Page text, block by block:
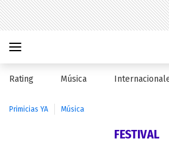
Rating Música
Primicias YA Música
FESTIVAL